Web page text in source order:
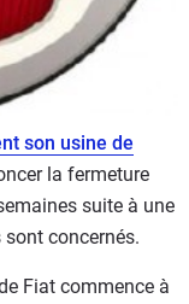
son usine de
la fermeture
suite à une
concernés.
Fiat commence à